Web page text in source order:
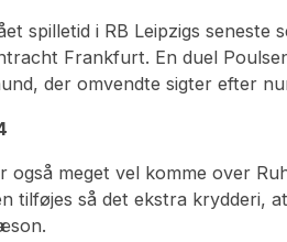
spilletid i RB Leipzigs
Frankfurt. En duel
der omvendte sigter efter
også meget vel komme over
tilføjes så det ekstra krydderi,